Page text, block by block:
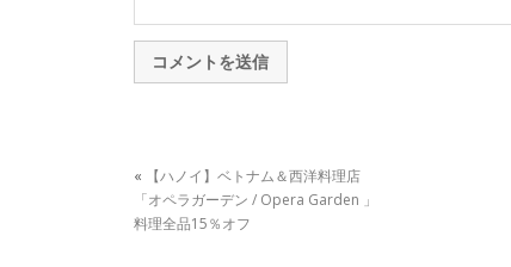
«
【ハノイ】ベトナム＆西洋料理店
「オペラガーデン / Opera Garden 」
料理全品15％オフ